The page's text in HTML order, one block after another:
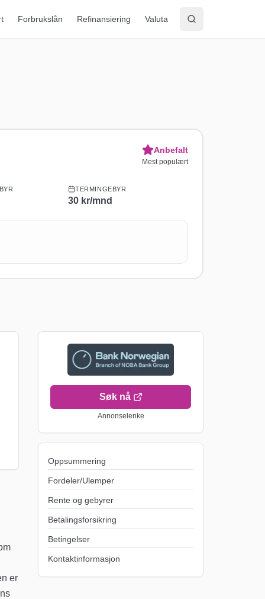
Forbrukslån Refinansiering Valuta
Anbefalt
Mest populært
TERMINGEBYR
30 kr/mnd
er
Søk nå
Annonselenke
Oppsummering
Fordeler/Ulemper
Rente og gebyrer
Betalingsforsikring
Betingelser
Kontaktinformasjon